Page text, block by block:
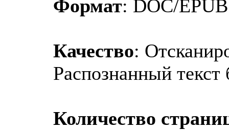
Формат: DOC/EPUB
Качество:
Распознанный
Количество